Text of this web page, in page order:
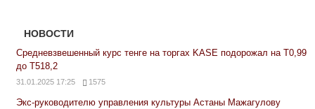
НОВОСТИ
Средневзвешенный курс тенге на торгах KASE подорожал на Т0,99
до Т518,2
31.01.2025 17:25 1575
Экс-руководителю управления культуры Астаны Мажагулову